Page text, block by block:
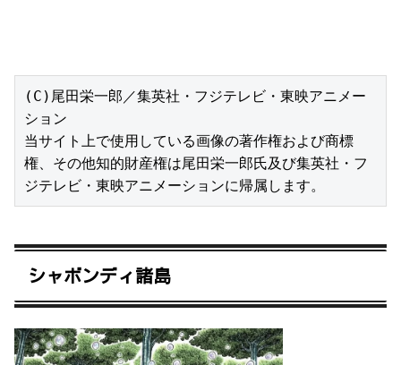
(C)尾田栄一郎／集英社・フジテレビ・東映アニメー
ション
当サイト上で使用している画像の著作権および商標
権、その他知的財産権は尾田栄一郎氏及び集英社・フ
ジテレビ・東映アニメーションに帰属します。
シャボンディ諸島